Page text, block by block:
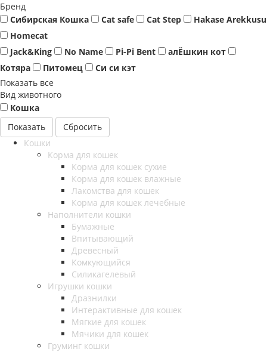
Бренд
Сибирская Кошка
Cat safe Cat Step
Hakase Arekkusu
Homecat
Jack&King
No Name Pi-Pi Bent
алЁшкин кот
Котяра
Питомец
Си си кэт
Показать все
Вид животного
Кошка
Сбросить
Кошки
Корма для кошек
Корма для кошек сухие
Корма для кошек влажные
Лакомства для кошек
Корма для кошек лечебные
Наполнители кошки
Бумажные
Впитывающий
Древесный
Комкующийся
Силикагелевый
Игрушки кошки
Дразнилки
Интерактивные для кошек
Мягкие для кошек
Мячики для кошек
Груминг кошки